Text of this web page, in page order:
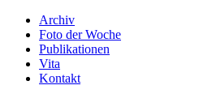
Archiv
Foto der Woche
Publikationen
Vita
Kontakt